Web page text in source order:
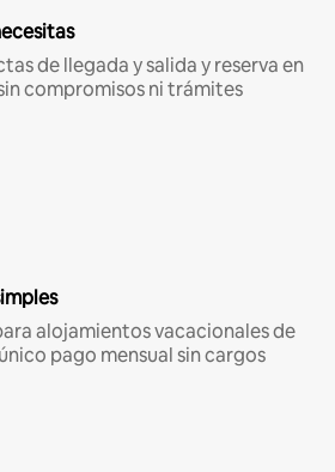
de llegada y salida y reserva en
compromisos ni trámites
alojamientos vacacionales de
pago mensual sin cargos